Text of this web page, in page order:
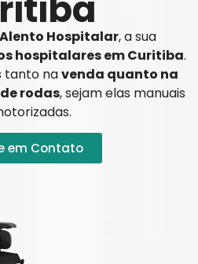
Alento Hospitalar, a sua
hospitalares em Curitiba.
tanto navenda quanto na
rodas, sejam elas manuais
em Contato